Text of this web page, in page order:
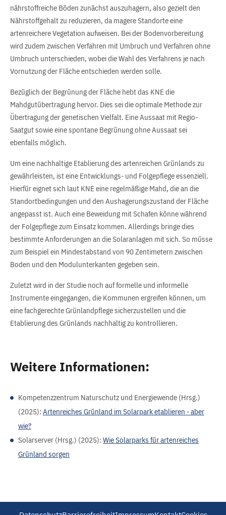
nährstoffreiche Böden zunächst auszuhagern, also gezielt den
Nährstoffgehalt zu reduzieren, da magere Standorte eine
artenreichere Vegetation aufweisen. Bei der Bodenvorbereitung
wird zudem zwischen Verfahren mit Umbruch und Verfahren ohne
Umbruch unterschieden, wobei die Wahl des Verfahrens je nach
Vornutzung der Fläche entschieden werden solle.
Bezüglich der Begrünung der Fläche hebt das KNE die
Mahdgutübertragung hervor. Dies sei die optimale Methode zur
Übertragung der genetischen Vielfalt. Eine Aussaat mit Regio-
Saatgut sowie eine spontane Begrünung ohne Aussaat sei
ebenfalls möglich.
Um eine nachhaltige Etablierung des artenreichen Grünlands zu
gewährleisten, ist eine Entwicklungs- und Folgepflege essenziell.
Hierfür eignet sich laut KNE eine regelmäßige Mahd, die an die
Standortbedingungen und den Aushagerungszustand der Fläche
angepasst ist. Auch eine Beweidung mit Schafen könne während
der Folgepflege zum Einsatz kommen. Allerdings bringe dies
bestimmte Anforderungen an die Solaranlagen mit sich. So müsse
zum Beispiel ein Mindestabstand von 90 Zentimetern zwischen
Boden und den Modulunterkanten gegeben sein.
Zuletzt wird in der Studie noch auf formelle und informelle
Instrumente eingegangen, die Kommunen ergreifen können, um
eine fachgerechte Grünlandpflege sicherzustellen und die
Etablierung des Grünlands nachhaltig zu kontrollieren.
Weitere Informationen:
Kompetenzzentrum Naturschutz und Energiewende (Hrsg.)
(2025): Artenreiches Grünland im Solarpark etablieren - aber
wie?
Solarserver (Hrsg.) (2025): Wie Solarparks für artenreiches
Grünland sorgen